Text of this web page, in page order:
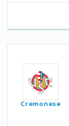
Cremonese